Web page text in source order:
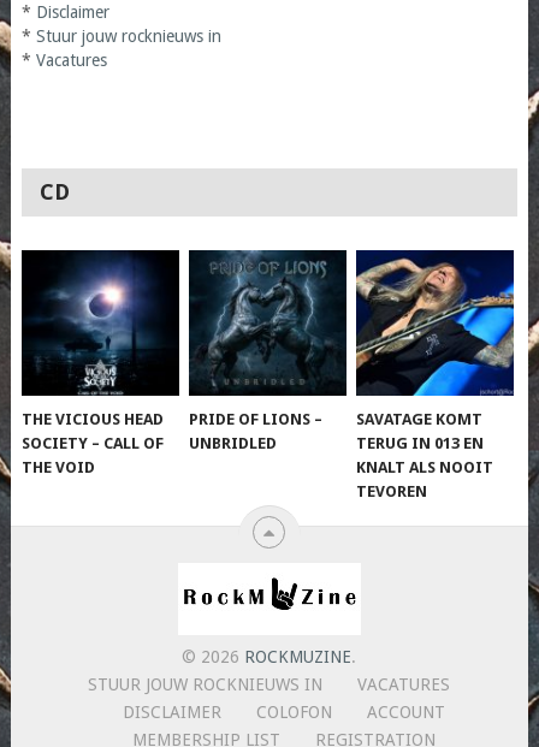
* Disclaimer
* Stuur jouw rocknieuws in
* Vacatures
CD
THE VICIOUS HEAD
SOCIETY – CALL OF
THE VOID
PRIDE OF LIONS –
UNBRIDLED
SAVATAGE KOMT
TERUG IN 013 EN
KNALT ALS NOOIT
TEVOREN
© 2026 ROCKMUZINE.
STUUR JOUW ROCKNIEUWS IN
VACATURES
DISCLAIMER
COLOFON
ACCOUNT
MEMBERSHIP LIST
REGISTRATION